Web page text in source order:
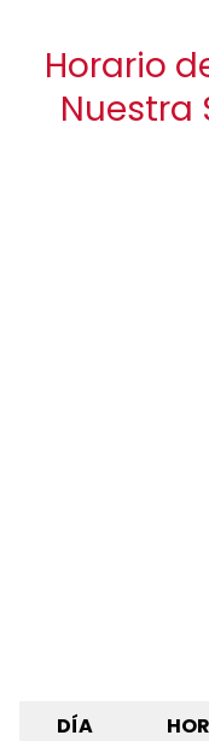
Horario
Nuestra
DÍA